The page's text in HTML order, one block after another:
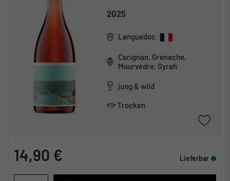
2025
Languedoc
Carignan, Grenache,
Mourvèdre, Syrah
jung & wild
Trocken
14,90 € Lieferbar